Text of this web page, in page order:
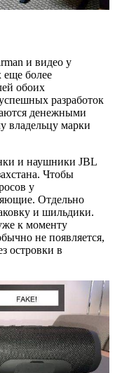
и видео у
еще более
обоих
разработок
денежными
владельцу марки
и наушники JBL
Чтобы
у
Отдельно
и шильдики.
к моменту
не появляется,
островки в